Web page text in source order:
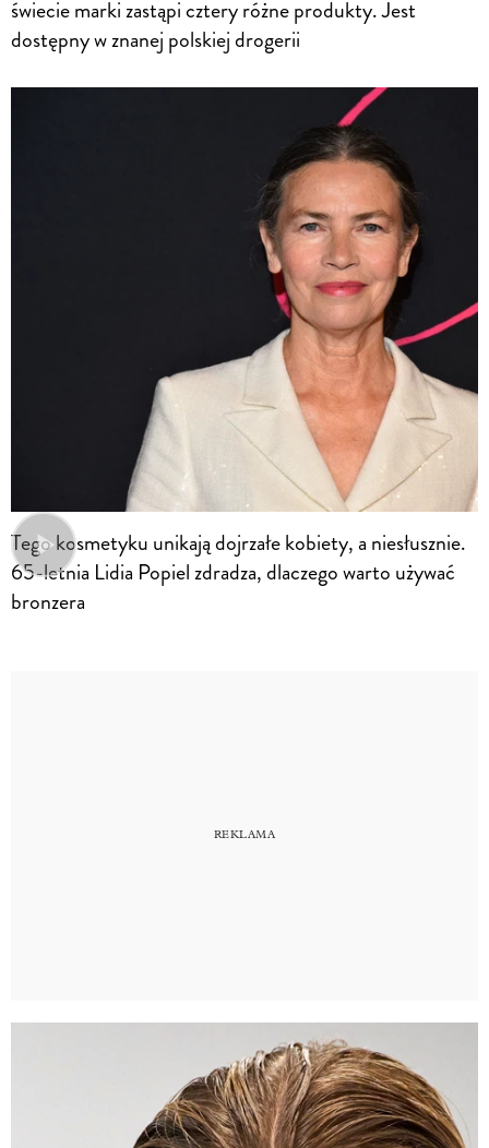
świecie marki zastąpi cztery różne produkty. Jest
dostępny w znanej polskiej drogerii
Tego kosmetyku unikają dojrzałe kobiety, a niesłusznie.
65-letnia Lidia Popiel zdradza, dlaczego warto używać
bronzera